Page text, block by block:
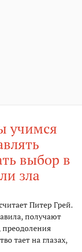
учимся
выбор в
зла
Питер Грей.
получают
преодоления
тает на глазах,